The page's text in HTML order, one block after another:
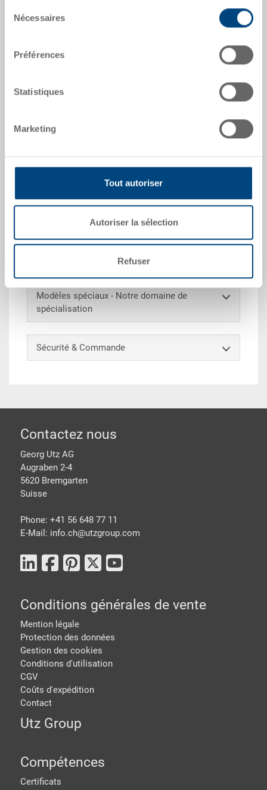
Nécessaires
Préférences
Statistiques
Marketing
Tout autoriser
Autoriser la sélection
Refuser
Numéro de commande
Dimensions extérieures:
Coloris:
Cache-poussière, PET-A 0.8 mm, transparent, ext.
395x295x20 mm, pour RAKO / EUROTEC
Modèles spéciaux - Notre domaine de
spécialisation
Sécurité & Commande
pied de page
Contactez nous
Georg Utz AG
Augraben 2-4
5620 Bremgarten
Suisse
Phone: +41 56 648 77 11
E-Mail: info.ch@utzgroup.com
Conditions générales de vente
Mention légale
Protection des données
Gestion des cookies
Conditions d'utilisation
CGV
Coûts d'expédition
Contact
Utz Group
Compétences
Certificats